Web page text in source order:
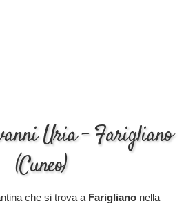
Uria - Farigliano
(Cuneo)
che si trova a Farigliano nella